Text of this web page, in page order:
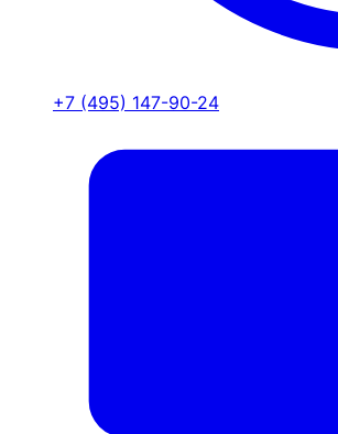
+7 (495) 147-90-24